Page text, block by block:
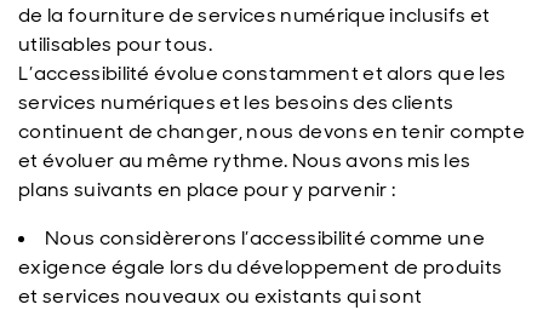
de la fourniture de services numérique inclusifs et
utilisables pour tous.
L’accessibilité évolue constamment et alors que les
services numériques et les besoins des clients
continuent de changer, nous devons en tenir compte
et évoluer au même rythme. Nous avons mis les
plans suivants en place pour y parvenir :
Nous considèrerons l’accessibilité comme une
exigence égale lors du développement de produits
et services nouveaux ou existants qui sont